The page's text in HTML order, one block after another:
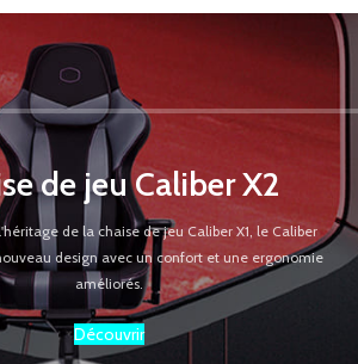
de jeu Caliber X2
de la chaise de jeu Caliber X1, le Caliber
design avec un confort et une ergonomie
améliorés.
Découvrir